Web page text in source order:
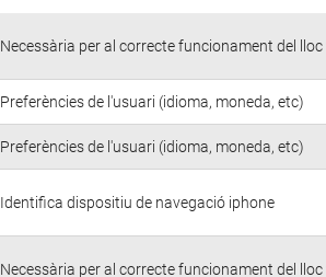
Necessària per al correcte funcionament del lloc
Preferències de l'usuari (idioma, moneda, etc)
Preferències de l'usuari (idioma, moneda, etc)
Identifica dispositiu de navegació iphone
Necessària per al correcte funcionament del lloc